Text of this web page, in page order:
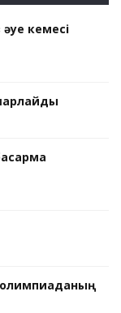
кемесі
олимпиаданың